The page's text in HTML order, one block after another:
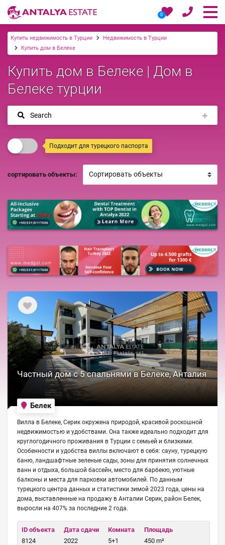
0
Купить недвижимость в Турции
Недвижимость в Турции
Купить дом в Белеке
Купить дом в Белеке | Дом в
Белеке турции
Search
Подходит для турецкого паспорта
сортировать объекты:
Частный дом с 5 спальнями в Белеке, Анталия
Белек
Вилла в Белеке, Серик окружена природой, красивой роскошной
недвижимостью и удобствами. Она также идеально подходит для
круглогодичного проживания в Турции с семьей и близкими.
Особенности и удобства виллы включают в себя: сауну, турецкую
баню, ландшафтные зеленые сады, зоны для принятия солнечных
ванн и отдыха, большой бассейн, место для барбекю, уютные
балконы и места для парковки автомобилей. По данным
турецкого центра данных и статистики зимой 2023 года, цены на
дома, выставленные на продажу в Анталии Серик, район Белек,
выросли на 407% за последние 2 года.
ID объекта
8124
Дата сдачи
2022
Комната
5+1
Площадь
450 m²